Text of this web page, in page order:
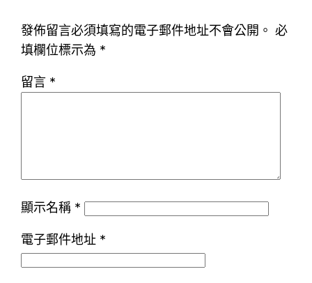
發佈留言必須填寫的電子郵件地址不會公開。 必
填欄位標示為 *
留言 *
顯示名稱 *
電子郵件地址 *